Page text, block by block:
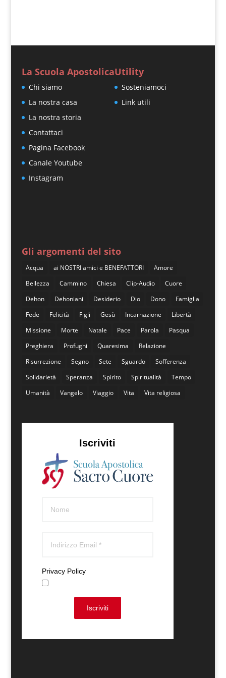
La Scuola Apostolica
Chi siamo
La nostra casa
La nostra storia
Contattaci
Pagina Facebook
Canale Youtube
Instagram
Utility
Sosteniamoci
Link utili
Gli argomenti del sito
Acqua ai NOSTRI amici e BENEFATTORI
Amore
Bellezza
Cammino Chiesa Clip-Audio
Cuore
Dehon
Dehoniani Desiderio Dio Dono
Famiglia
Fede
Felicità Figli Gesù Incarnazione
Libertà
Missione
Morte Natale Pace Parola
Pasqua
Preghiera
Profughi Quaresima
Relazione
Risurrezione
Segno Sete Sguardo
Sofferenza
Solidarietà
Speranza Spirito Spiritualità
Tempo
Umanità
Vangelo Viaggio Vita Vita religiosa
Iscriviti
Privacy Policy
Iscriviti